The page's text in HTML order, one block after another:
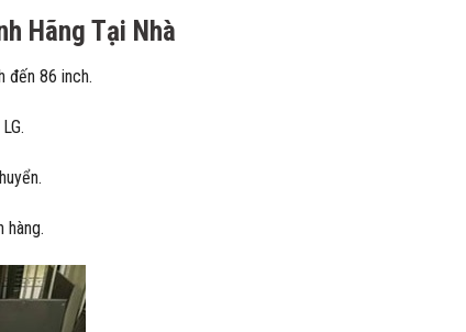
Hãng Tại Nhà
đến 86 inch.
hàng.